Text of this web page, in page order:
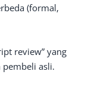
(formal,
review” yang
asli.